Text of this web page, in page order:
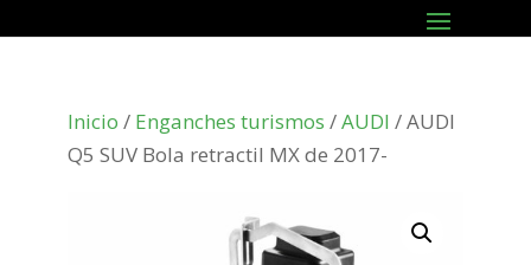
Inicio / Enganches turismos /AUDI / AUDI
Q5 SUV Bola retractil MX de 2017-